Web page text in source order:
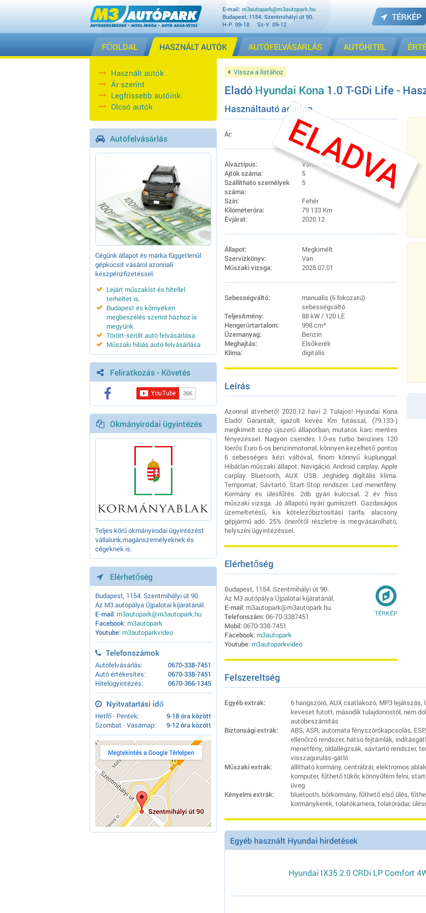
E-mail: m3autopark@m3autopark.hu
Budapest, 1154. Szentmihályi út 90.
H-P 09-18 Sz-V 09-12
TÉRKÉP
FŐOLDAL HASZNÁLT AUTÓK AUTÓFELVÁSÁRLÁS AUTÓHITEL
Használt autók
Ár szerint
Legfrissebb autóink
Olcsó autók
Autófelvásárlás
Cégünk állapot és márka függetlenül
gépkocsit vásárol azonnali
készpénzfizetéssel.
Lejárt műszakist és hitellel
terheltet is.
Budapest és környékén
megbeszélés szerint házhoz is
megyünk.
Törött-sérült autó felvásárlása
Műszaki hibás autó felvásárlása
Feliratkozás - Követés
Okmányirodai ügyintézés
Teljes körű okmányirodai ügyintézést
vállalunk,magánszemélyeknek és
cégeknek is.
Elérhetőség
Budapest, 1154. Szentmihályi út 90.
Az M3 autópálya Újpalotai kijáratánál.
E-mail: m3autopark@m3autopark.hu
Facebook: m3autopark
Youtube: m3autoparkvideo
Telefonszámok
Autófelvásárlás:
0670-338-7451
Autó értékesítés:
0670-338-7451
Hitelügyintézés:
0670-366-1345
Nyitvatartási idő
Hétfő - Péntek:
9-18 óra között
Szombat - Vasárnap:
9-12 óra között
Vissza a listához
Eladó Hyundai Kona 1.0 T-GDi Life -
ELADVA
Használtautó adatlap
Ár: Eladva
Alváztípus:
Városi terepjáró (crossover)
Ajtók száma:
5
Szállíthato személyek
száma:
5
Szín:
Fehér
Kilóméteróra:
79 133 Km
Évjárat:
2020.12
Állapot:
Megkimélt
Szervízkönyv:
Van
Műszaki vizsga:
2028.07.01
Sebességváltó:
manuális (6 fokozatú)
sebességváltó
Teljesítmény:
88 kW / 120 LE
Hengerűrtartalom:
998 cm³
Üzemanyag:
Benzin
Meghajtás:
Elsőkerék
Klíma:
digitális
Leírás
Azonnal átvehető! 2020.12 havi 2 Tulajos! Hyundai Kona
Eladó! Garantált, igazolt kevés Km futással, (79.133-)
megkímélt szép újszerű állapotban, mutatós karc mentes
fényezéssel. Nagyon csendes 1.0-es turbo benzines 120
lóerős Euro 6-os benzinmotorral, könnyen kezelhető pontos
6 sebességes kézi váltóval, finom könnyű kuplunggal.
Hibátlan műszaki állapot. Navigáció. Android carplay, Apple
carplay. Bluetooth, AUX. USB. Jéghideg digitális klíma.
Tempomat, Sávtartó. Start-Stop rendszer. Led menetfény.
Kormány és ülésfűtés. 2db gyári kulccsal. 2 év friss
műszaki vizsga. Jó állapotú nyári gumiszett. Gazdaságos
üzemeltetésű, kis kötelezőbiztosítási tarifa, alacsony
gépjármű adó. 25% önerőtől részletre is megvásárolható,
helyszíni ügyintézéssel.
Elérhetőség
TÉRKÉP
Budapest, 1154. Szentmihályi út 90.
Az M3 autópálya Újpalotai kijáratánál.
E-mail: m3autopark@m3autopark.hu
Telefonszám: 06-70-3387451
Mobil: 0670-338-7451
Facebook: m3autopark
Youtube: m3autoparkvideo
Felszereltség
Egyéb extrák:
6 hangszóró, AUX csatlakozó, MP3
keveset futott, második tulajdonostól, nem
autóbeszámítás
Biztonsági extrák:
ABS, ASR, automata fényszórókapcsolás,
ellenőrző rendszer, hátsó fejtámlák,
menetfény, oldallégzsák, sávtartó rendszer,
visszagurulás-gátló
Műszaki extrák:
állítható kormány, centrálzár, elektromos
komputer, fűthető tükör, könnyűfém felni,
üveg
Kényelmi extrák:
bluetooth, bőrkormány, fűthető első ülés,
kormánykerék, tolatókamera, tolatóradar,
Egyéb használt Hyundai hirdetések
Hyundai IX35 2.0 CRDi LP Comfort